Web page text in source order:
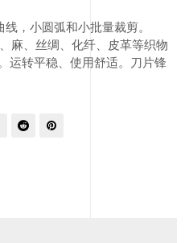
，小圆弧和小批量裁剪。
麻、丝绸、化纤、皮革等织物
运转平稳、使用舒适。刀片锋